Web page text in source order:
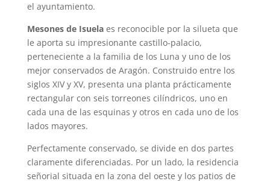
el ayuntamiento.
Mesones de Isuela es reconocible por la silueta que
le aporta su impresionante castillo-palacio,
perteneciente a la familia de los Luna y uno de los
mejor conservados de Aragón. Construido entre los
siglos XIV y XV, presenta una planta prácticamente
rectangular con seis torreones cilíndricos, uno en
cada una de las esquinas y otros en cada uno de los
lados mayores.
Perfectamente conservado, se divide en dos partes
claramente diferenciadas. Por un lado, la residencia
señorial situada en la zona del oeste y los patios de